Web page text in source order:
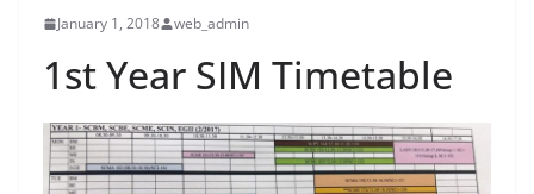
January 1, 2018 web_admin
1st Year SIM Timetable